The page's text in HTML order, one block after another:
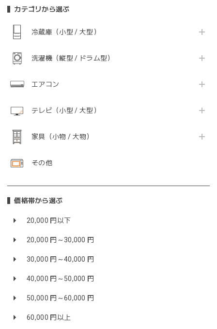
カテゴリから選ぶ
冷蔵庫（小型 / 大型）
洗濯機（縦型 / ドラム型）
エアコン
テレビ（小型 / 大型）
家具（小物 / 大物）
その他
価格帯から選ぶ
20,000 円以下
20,000 円～30,000 円
30,000 円～40,000 円
40,000 円～50,000 円
50,000 円～60,000 円
60,000 円以上